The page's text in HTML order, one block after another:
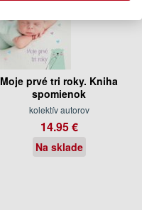
Moje prvé tri roky. Kniha
spomienok
kolektív autorov
14.95 €
Na sklade